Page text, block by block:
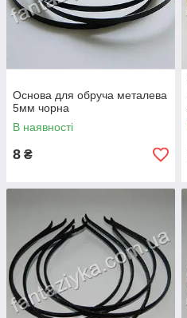
Основа для обруча металева
5мм чорна
В наявності
8 ₴